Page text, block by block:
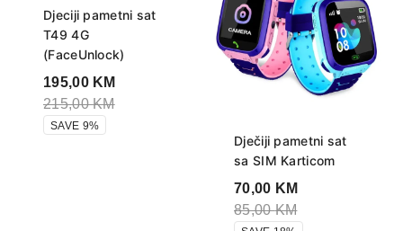
Djeciji pametni sat
T49 4G
(FaceUnlock)
195,00 KM
215,00KM
SAVE 9%
Dječiji pametni sat
sa SIM Karticom
70,00 KM
85,00KM